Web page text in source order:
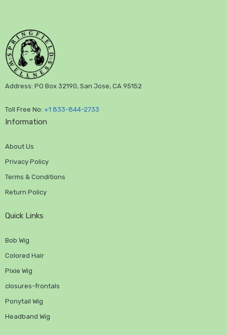
Address: PO Box 32190, San Jose, CA 95152
Toll Free No: +1 833-844-2733
Information
About Us
Privacy Policy
Terms & Conditions
Return Policy
Quick Links
Bob Wig
Colored Hair
Pixie Wig
closures-frontals
Ponytail Wig
Headband Wig